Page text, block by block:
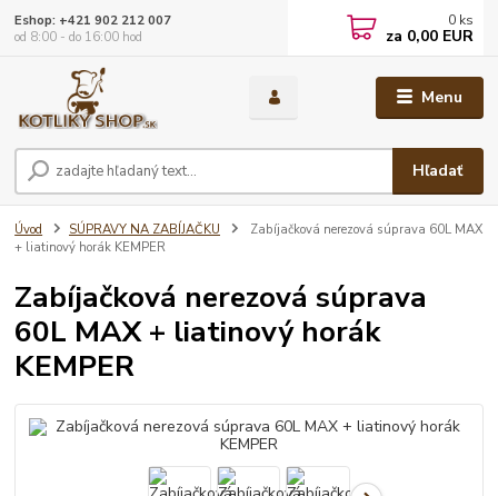
Menu
Hľadať
Eshop: +421 902 212 007
od 8:00 - do 16:00 hod
0 ks
za 0,00 EUR
Úvod SÚPRAVY NA ZABÍJAČKU
Zabíjačková nerezová súprava 60L MAX
+ liatinový horák KEMPER
Zabíjačková nerezová súprava
60L MAX + liatinový horák
KEMPER